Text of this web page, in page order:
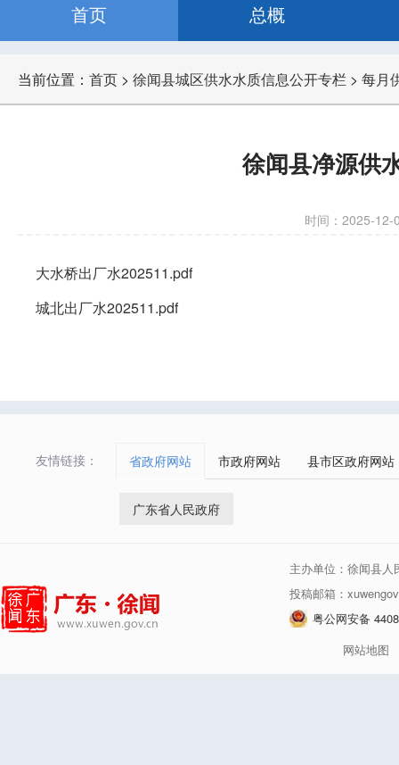
首页 总概
当前位置： 首页 > 徐闻县城区供水水质信息公开专栏 > 每月
徐闻县净源供
时间：2025-12-
大水桥出厂水202511.pdf
城北出厂水202511.pdf
友情链接： 省政府网站 市政府网站 县市区政府网站
广东省人民政府
主办单位：徐闻县人
投稿邮箱：
粤公网安备
网站地图